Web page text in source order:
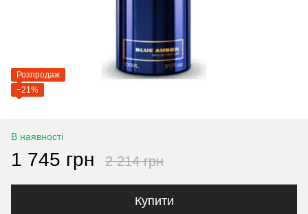
Розпродаж
−21%
В наявності
1 745 грн 2 214 грн
Купити